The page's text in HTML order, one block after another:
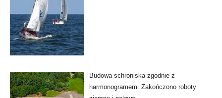
Budowa schroniska zgodnie z
harmonogramem. Zakończono roboty